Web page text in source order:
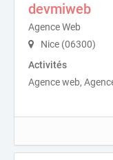
devmiweb
Agence Web
Nice (06300)
Activités
Agence web,